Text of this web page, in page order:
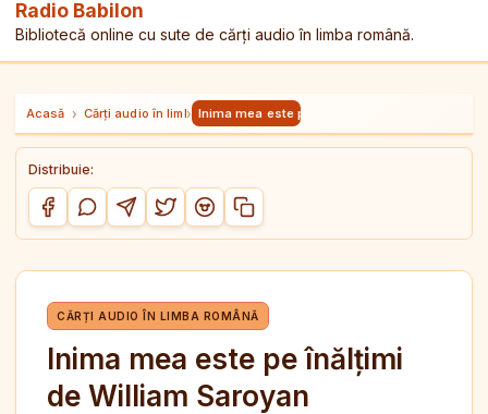
Radio Babilon
Bibliotecă online cu sute de cărți audio în limba română.
Acasă › Cărți audio în limba română
› Inima mea este pe înălțimi de William Saroyan
Distribuie:
Distribuie pe Facebook
Distribuie pe WhatsApp
Distribuie pe Telegram
Distribuie pe Twitter/X
Distribuie pe Reddit
Copiază link-ul
CĂRȚI AUDIO ÎN LIMBA ROMÂNĂ
Inima mea este pe înălțimi
de William Saroyan